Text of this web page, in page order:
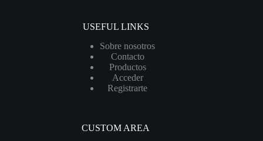
USEFUL LINKS
Sobre nosotros
Contacto
Productos
Acceder
Registrarte
CUSTOM AREA